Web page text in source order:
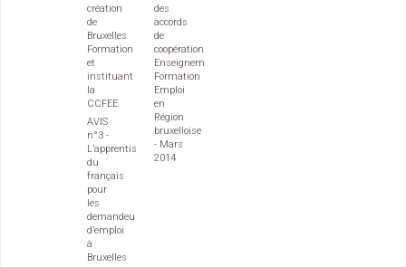
création
de
Bruxelles
Formation
et
instituant
la
CCFEE
AVIS
n°3 -
L’apprentissage
du
français
pour
les
demandeurs
d’emploi
à
Bruxelles
des
accords
de
coopération
Enseignement
Formation
Emploi
en
Région
bruxelloise
- Mars
2014